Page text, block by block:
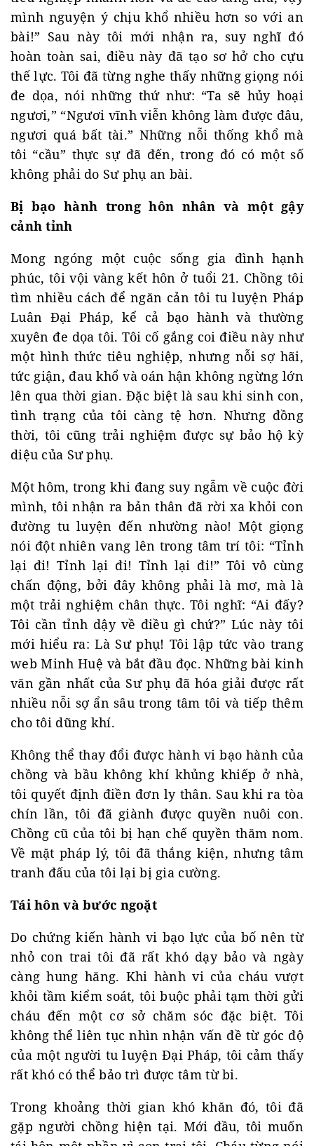
mình nguyện ý chịu khổ nhiều hơn so với an
bài!” Sau này tôi mới nhận ra, suy nghĩ đó
hoàn toàn sai, điều này đã tạo sơ hở cho cựu
thế lực. Tôi đã từng nghe thấy những giọng nói
đe dọa, nói những thứ như: “Ta sẽ hủy hoại
ngươi,” “Ngươi vĩnh viễn không làm được đâu,
ngươi quá bất tài.” Những nỗi thống khổ mà
tôi “cầu” thực sự đã đến, trong đó có một số
không phải do Sư phụ an bài.
Bị bạo hành trong hôn nhân và một gậy
cảnh tỉnh
Mong ngóng một cuộc sống gia đình hạnh
phúc, tôi vội vàng kết hôn ở tuổi 21. Chồng tôi
tìm nhiều cách để ngăn cản tôi tu luyện Pháp
Luân Đại Pháp, kể cả bạo hành và thường
xuyên đe dọa tôi. Tôi cố gắng coi điều này như
một hình thức tiêu nghiệp, nhưng nỗi sợ hãi,
tức giận, đau khổ và oán hận không ngừng lớn
lên qua thời gian. Đặc biệt là sau khi sinh con,
tình trạng của tôi càng tệ hơn. Nhưng đồng
thời, tôi cũng trải nghiệm được sự bảo hộ kỳ
diệu của Sư phụ.
Một hôm, trong khi đang suy ngẫm về cuộc đời
mình, tôi nhận ra bản thân đã rời xa khỏi con
đường tu luyện đến nhường nào! Một giọng
nói đột nhiên vang lên trong tâm trí tôi: “Tỉnh
lại đi! Tỉnh lại đi! Tỉnh lại đi!” Tôi vô cùng
chấn động, bởi đây không phải là mơ, mà là
một trải nghiệm chân thực. Tôi nghĩ: “Ai đấy?
Tôi cần tỉnh dậy về điều gì chứ?” Lúc này tôi
mới hiểu ra: Là Sư phụ! Tôi lập tức vào trang
web Minh Huệ và bắt đầu đọc. Những bài kinh
văn gần nhất của Sư phụ đã hóa giải được rất
nhiều nỗi sợ ẩn sâu trong tâm tôi và tiếp thêm
cho tôi dũng khí.
Không thể thay đổi được hành vi bạo hành của
chồng và bầu không khí khủng khiếp ở nhà,
tôi quyết định điền đơn ly thân. Sau khi ra tòa
chín lần, tôi đã giành được quyền nuôi con.
Chồng cũ của tôi bị hạn chế quyền thăm nom.
Về mặt pháp lý, tôi đã thắng kiện, nhưng tâm
tranh đấu của tôi lại bị gia cường.
Tái hôn và bước ngoặt
Do chứng kiến hành vi bạo lực của bố nên từ
nhỏ con trai tôi đã rất khó dạy bảo và ngày
càng hung hăng. Khi hành vi của cháu vượt
khỏi tầm kiểm soát, tôi buộc phải tạm thời gửi
cháu đến một cơ sở chăm sóc đặc biệt. Tôi
không thể liên tục nhìn nhận vấn đề từ góc độ
của một người tu luyện Đại Pháp, tôi cảm thấy
rất khó có thể bảo trì được tâm từ bi.
Trong khoảng thời gian khó khăn đó, tôi đã
gặp người chồng hiện tại. Mới đầu, tôi muốn